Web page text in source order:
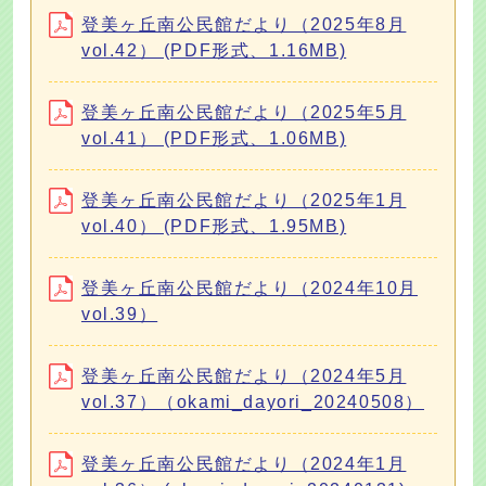
登美ヶ丘南公民館だより（2025年8月
vol.42） (PDF形式、1.16MB)
登美ヶ丘南公民館だより（2025年5月
vol.41） (PDF形式、1.06MB)
登美ヶ丘南公民館だより（2025年1月
vol.40） (PDF形式、1.95MB)
登美ヶ丘南公民館だより（2024年10月
vol.39）
登美ヶ丘南公民館だより（2024年5月
vol.37）（okami_dayori_20240508）
登美ヶ丘南公民館だより（2024年1月